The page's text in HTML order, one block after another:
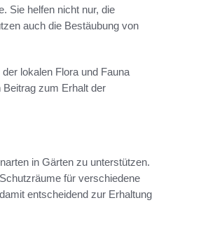
Sie helfen nicht nur, die
auch die Bestäubung von
lokalen Flora und Fauna
zum Erhalt der
in Gärten zu unterstützen.
für verschiedene
entscheidend zur Erhaltung